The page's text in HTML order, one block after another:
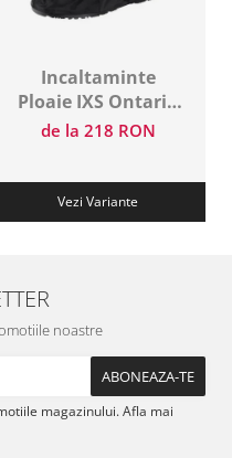
Incaltaminte
Ploaie IXS Ontario
2.0
de la 218 RON
Vezi Variante
noastre
magazinului. Afla mai